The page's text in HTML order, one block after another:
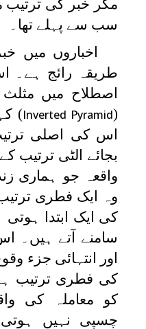
سب سے پہلے تھا۔
اخباروں میں
طریقہ رائج ہے۔
اصطلاح میں مثلث
(
Inverted Pyramid
)
اس کی اصلی
بجائے الٹی ترتیب
واقعہ جو ہماری
وہ ایک فطری
کی ایک ابتدا ہوتی
سامنے آتے ہیں۔
اور انتہائی جزء
کی فطری ترتیب
کو معاملہ کی
چسپی نہیں